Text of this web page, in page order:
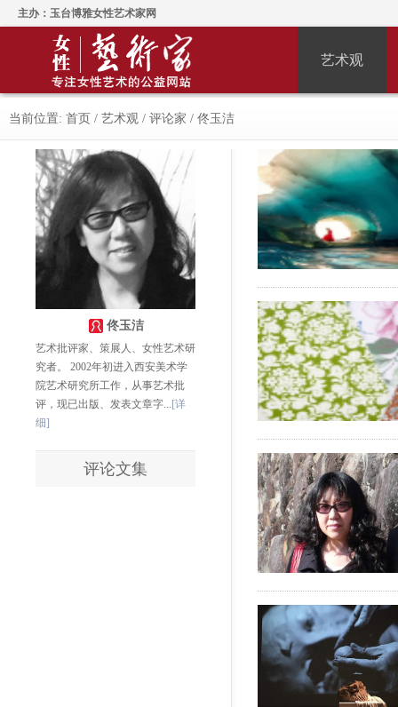
主办：玉台博雅女性艺术家网
艺术观
当前位置: 首页 / 艺术观 / 评论家 / 佟玉洁
佟玉洁
艺术批评家、策展人、女性艺术研
究者。 2002年初进入西安美术学
院艺术研究所工作，从事艺术批
评，现已出版、发表文章字... [详
细]
评论文集